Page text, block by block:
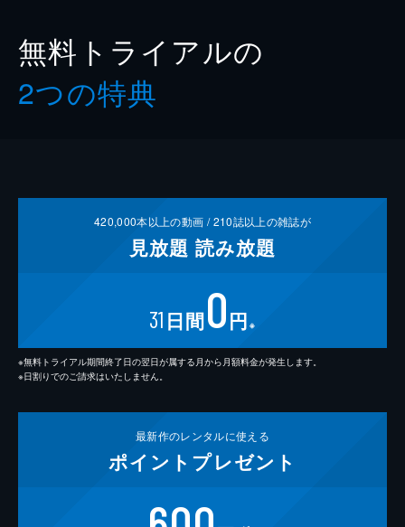
無料トライアルの
2つの特典
420,000本以上の動画 /210誌以上の雑誌が
見放題 読み放題
31 日間0円 ※
※無料トライアル期間終了日の翌日が属する月から月額料金が発生します。
※日割りでのご請求はいたしません。
最新作のレンタルに使える
ポイント プレゼント